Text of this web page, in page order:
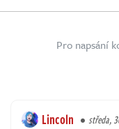
Pro napsání
Lincoln středa,